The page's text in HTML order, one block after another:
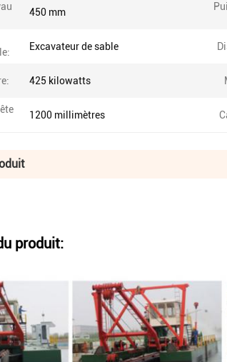
450 mm
Excavateur de sable
425 kilowatts
1200 millimètres
produit: